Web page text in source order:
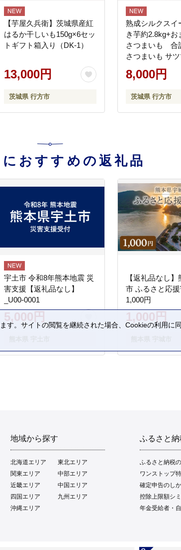
【芋屋久兵衛】茨城県産紅
はるか干しいも150g×6セッ
トギフト箱入り（DK-1）
13,000円
茨城県 行方市
熟成シルクスイ
き芋約2.8kg+お
さつまいも 合
さつまいも サ
つま芋 焼き芋
凍 冷凍焼き芋
8,000円
茨城県 行方市
おすすめの返礼品
宇土市 令和8年熊本地震 災
害支援【返礼品なし】
_U00-0001
5,000円
【返礼品なし
市 ふるさと応
1,000円
1,000円
地域から探す
北海道エリア
東北エリア
関東エリア
中部エリア
近畿エリア
中国エリア
四国エリア
九州エリア
沖縄エリア
ふるさと納
ふるさと納税
ワンストップ
確定申告のし
控除上限額シ
年金受給者・
。サイトの閲覧を継続された場合、Cookieの利用に